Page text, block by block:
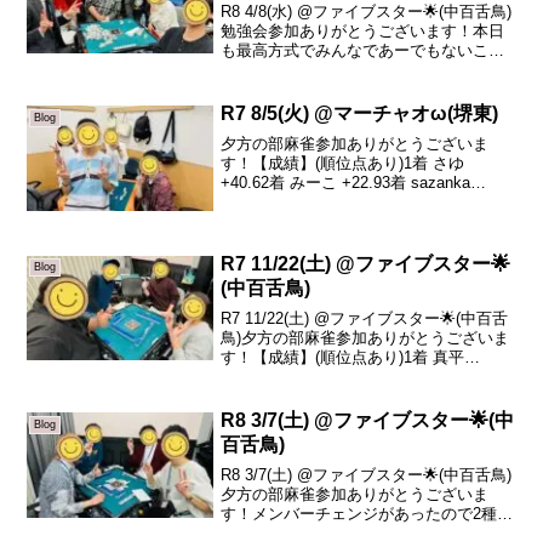
R8 4/8(水) @ファイブスター🌟(中百舌鳥)
勉強会参加ありがとうございます！本日
も最高方式でみんなであーでもないこー
え方(枚数など)を聞きながら納得できる点
が多く...
Blog R7 8/5(火) @マーチャオω(堺東)
夕方の部麻雀参加ありがとうございま
す！【成績】(順位点あり)1着 さゆ
+40.62着 みーこ +22.93着 sazanka
Blog
R7 11/22(土) @ファイブスター🌟
(中百舌鳥)
R7 11/22(土) @ファイブスター🌟(中百舌
鳥)夕方の部麻雀参加ありがとうございま
す！【成績】(順位点あり)1着 真平
さんです！...
Blog
R8 3/7(土) @ファイブスター🌟(中
百舌鳥)
R8 3/7(土) @ファイブスター🌟(中百舌鳥)
夕方の部麻雀参加ありがとうございま
す！メンバーチェンジがあったので2種類